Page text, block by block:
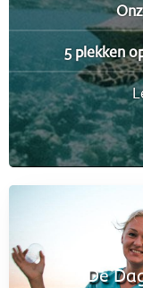
5 plekken
De